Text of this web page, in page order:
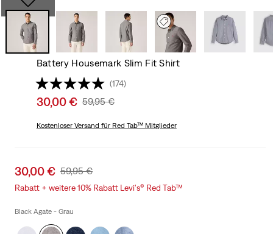
Battery Housemark Slim Fit Shirt
(174)
Sale
is
30,00 € Original
Was
59,95 €
Kostenloser Versand für Red Tab™ Mitglieder
Sale
price
30,00 € Original
Price
59,95 €
Rabatt + weitere 10% Rabatt Levi's® Red Tab™
Black Agate - Grau